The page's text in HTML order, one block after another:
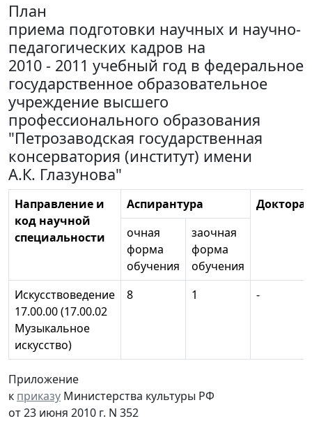
План
приема подготовки научных и научно-
педагогических кадров на
2010 - 2011 учебный год в федеральное
государственное образовательное
учреждение высшего
профессионального образования
"Петрозаводская государственная
консерватория (институт) имени
А.К. Глазунова"
Направление и
код научной
специальности
Аспирантура
очная
форма
обучения
заочная
форма
обучения
Искусствоведение
17.00.00 (17.00.02
Музыкальное
искусство)
8 1 -
Приложение
к приказу Министерства культуры РФ
от 23 июня 2010 г. N 352